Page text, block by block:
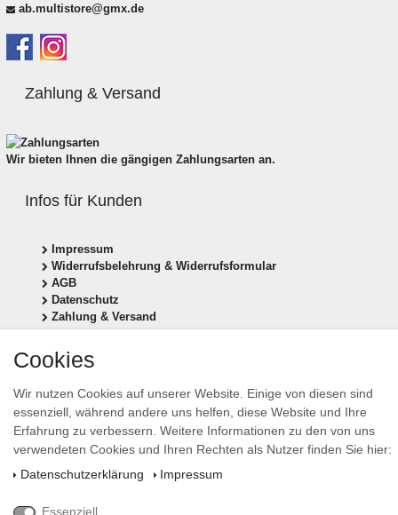
ab.multistore@gmx.de
Zahlung & Versand
Wir bieten Ihnen die gängigen Zahlungsarten an.
Infos für Kunden
Impressum
Widerrufsbelehrung & Widerrufsformular
AGB
Datenschutz
Zahlung & Versand
Newsletter anmelden
E-MAIL **
Newsletter
Honig
kann ich jederzeit widerrufen.**
Cookies
Wir nutzen Cookies auf unserer Website. Einige von diesen sind
essenziell, während andere uns helfen, diese Website und Ihre
Erfahrung zu verbessern. Weitere Informationen zu den von uns
verwendeten Cookies und Ihren Rechten als Nutzer finden Sie hier:
Daten­schutz­erklärung
Impressum
Essenziell